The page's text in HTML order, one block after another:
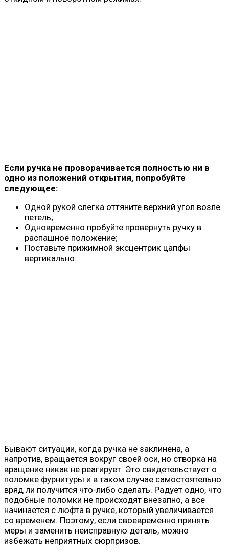
Если ручка не проворачивается полностью ни в
одно из положений открытия, попробуйте
следующее:
Одной рукой слегка оттяните верхний угол возле
петель;
Одновременно пробуйте провернуть ручку в
распашное положение;
Поставьте прижимной эксцентрик цапфы
вертикально.
Бывают ситуации, когда ручка не заклинена, а
напротив, вращается вокруг своей оси, но створка на
вращение никак не реагирует. Это свидетельствует о
поломке фурнитуры и в таком случае самостоятельно
вряд ли получится что-либо сделать. Радует одно, что
подобные поломки не происходят внезапно, а все
начинается с люфта в ручке, который увеличивается
со временем. Поэтому, если своевременно принять
меры и заменить неисправную деталь, можно
избежать неприятных сюрпризов.